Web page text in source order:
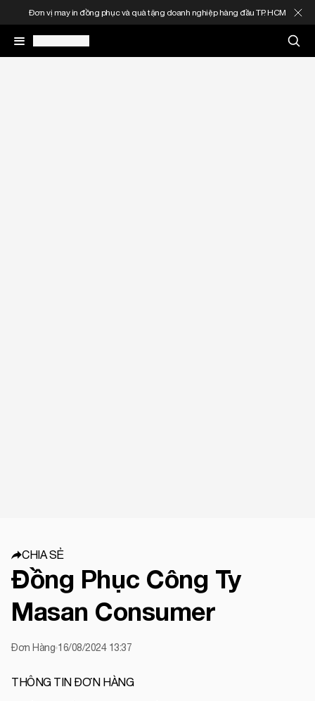
Đơn vị may in đồng phục và quà tặng doanh nghiệp hàng đầu TP. HCM
CHIA SẺ
Đồng Phục Công Ty
Masan Consumer
Đơn Hàng 16/08/2024 13:37
THÔNG TIN ĐƠN HÀNG